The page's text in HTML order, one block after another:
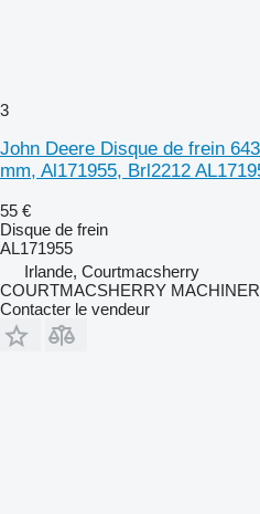
3
John Deere Disque de frein
mm, Al171955, Brl2212
55 €
Disque de frein
AL171955
Irlande, Courtmacsherry
COURTMACSHERRY
Contacter le vendeur